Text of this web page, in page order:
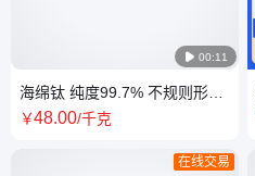
 00:11
海绵钛 纯度99.7% 不规则形状
科研试验用 有色金属 耐高温性
￥48.00/千克
在线交易